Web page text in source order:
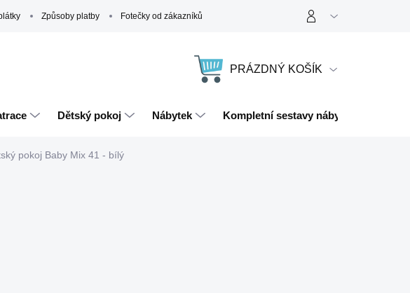
Způsoby platby Fotečky od zákazníků
NÁKUPNÍ
PRÁZDNÝ KOŠÍK
Dětský pokoj Nábytek Kompletní sestavy nábytku
pokoj Baby Mix 41 - bílý